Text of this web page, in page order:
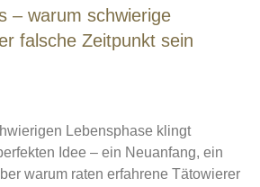
– warum schwierige
falsche Zeitpunkt sein
Lebensphase klingt
Idee – ein Neuanfang, ein
warum raten erfahrene Tätowierer